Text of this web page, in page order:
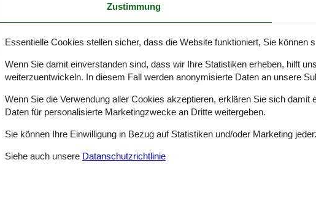
Halbinsel gibt eine Sonnen-Garantie. Die flachen Strände laden zum
im Norden und Alicante im Süden hat viele Wasser- und Tierparks als
Hinterland sind weitere Sehenswürdigkeiten. Auf den dortigen
Kunsthandwerk laden zum Bummeln und Staunen ein. Erst recht, seit die
Geld gekauft haben soll.
Zustimmung
Essentielle Cookies stellen sicher, dass die Website funktioniert, Sie können
Wenn Sie damit einverstanden sind, dass wir Ihre Statistiken erheben, hilft
weiterzuentwickeln. In diesem Fall werden anonymisierte Daten an unsere
Wenn Sie die Verwendung aller Cookies akzeptieren, erklären Sie sich
Daten für personalisierte Marketingzwecke an Dritte weitergeben.
Sie können Ihre Einwilligung in Bezug auf Statistiken und/oder Marketing
Siehe auch unsere Datanschutzrichtlinie